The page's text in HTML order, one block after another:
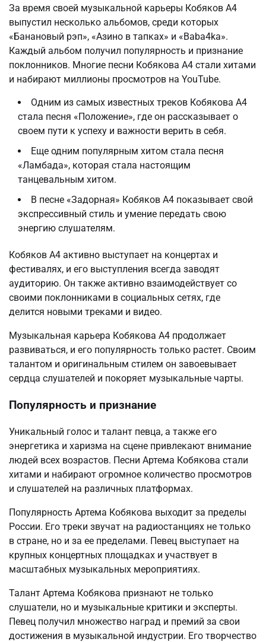
За время своей музыкальной карьеры Кобяков А4
выпустил несколько альбомов, среди которых
«Банановый рэп», «Азино в тапках» и «Baba4ka».
Каждый альбом получил популярность и признание
поклонников. Многие песни Кобякова А4 стали хитами
и набирают миллионы просмотров на YouTube.
Одним из самых известных треков Кобякова А4
стала песня «Положение», где он рассказывает о
своем пути к успеху и важности верить в себя.
Еще одним популярным хитом стала песня
«Ламбада», которая стала настоящим
танцевальным хитом.
В песне «Задорная» Кобяков А4 показывает свой
экспрессивный стиль и умение передать свою
энергию слушателям.
Кобяков А4 активно выступает на концертах и
фестивалях, и его выступления всегда заводят
аудиторию. Он также активно взаимодействует со
своими поклонниками в социальных сетях, где
делится новыми треками и видео.
Музыкальная карьера Кобякова А4 продолжает
развиваться, и его популярность только растет. Своим
талантом и оригинальным стилем он завоевывает
сердца слушателей и покоряет музыкальные чарты.
Популярность и признание
Уникальный голос и талант певца, а также его
энергетика и харизма на сцене привлекают внимание
людей всех возрастов. Песни Артема Кобякова стали
хитами и набирают огромное количество просмотров
и слушателей на различных платформах.
Популярность Артема Кобякова выходит за пределы
России. Его треки звучат на радиостанциях не только
в стране, но и за ее пределами. Певец выступает на
крупных концертных площадках и участвует в
масштабных музыкальных мероприятиях.
Талант Артема Кобякова признают не только
слушатели, но и музыкальные критики и эксперты.
Певец получил множество наград и премий за свои
достижения в музыкальной индустрии. Его творчество